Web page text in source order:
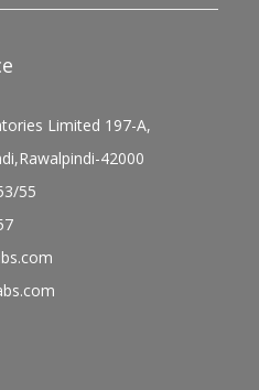
Limited 197-A,
42000
55